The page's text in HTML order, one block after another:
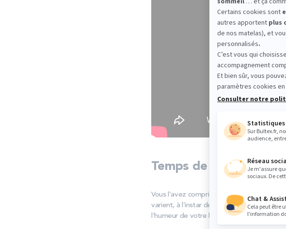
Temps de sommeil des
Vous l’avez compris : les bébés ont
varient, à l’instar des enfants plus âgés
l’humeur de votre bébé sont de bons